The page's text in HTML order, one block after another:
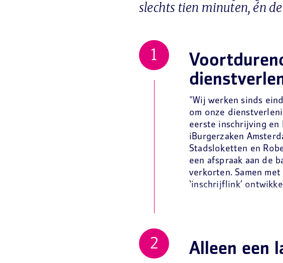
slechts tien minuten, én
"Wij werken sinds
om onze
eerste inschrijving en
iBurgerzaken
Stadsloketten en
een afspraak aan de
verkorten. Samen
‘inschrijflink’
Alleen een